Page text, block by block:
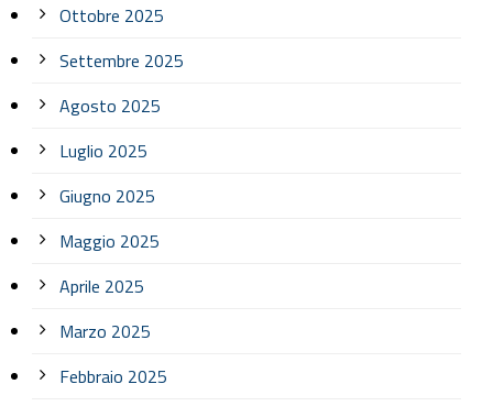
Ottobre 2025
Settembre 2025
Agosto 2025
Luglio 2025
Giugno 2025
Maggio 2025
Aprile 2025
Marzo 2025
Febbraio 2025